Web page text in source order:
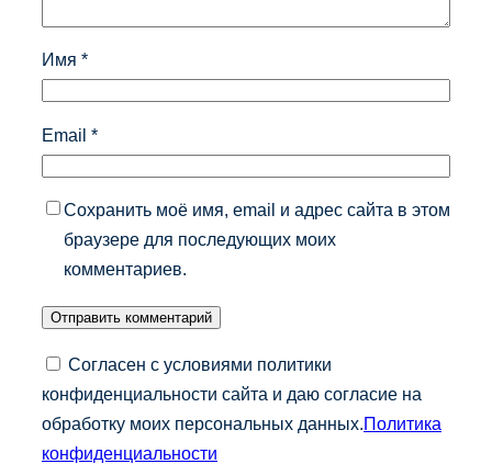
Имя *
Email *
Сохранить моё имя, email и адрес сайта в этом
браузере для последующих моих
комментариев.
Согласен с условиями политики
конфиденциальности сайта и даю согласие на
обработку моих персональных данных. Политика
конфиденциальности